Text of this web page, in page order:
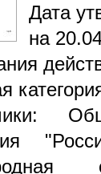
Дата
на